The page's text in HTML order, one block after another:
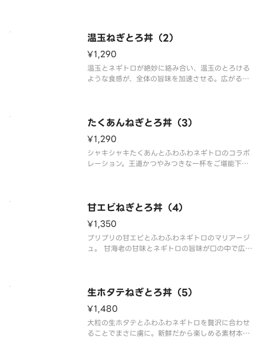
温玉ねぎとろ丼（2）
¥1,290
温玉とネギトロが絶妙に絡み合い、温玉のとろける
ような食感が、全体の旨味を加速させる。広がるコ
たくあんねぎとろ丼（3）
¥1,290
シャキシャキたくあんとふわふわネギトロのコラボ
レーション。王道かつやみつきな一杯をご堪能下さ
甘エビねぎとろ丼（4）
¥1,350
プリプリの甘エビとふわふわネギトロのマリアージ
ュ。 甘海老の甘味とネギトロの旨味が口の中で広が
生ホタテねぎとろ丼（5）
¥1,480
大粒の生ホタテとふわふわネギトロを贅沢に合わせ
ることでまさに虜に。新鮮だから楽しめる素材本来